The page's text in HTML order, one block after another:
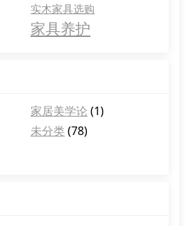
实木家具选购
家具养护
家居美学论 (1)
未分类(78)